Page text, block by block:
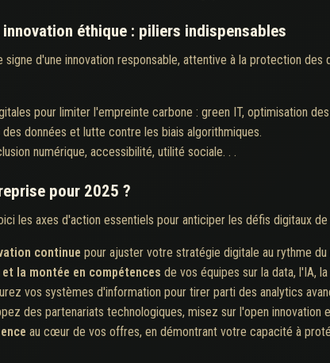
éthique : piliers indispensables
signe d'une innovation responsable, attentive à la protection
pour limiter l'empreinte carbone : green IT, optimisation
données et lutte contre les biais algorithmiques.
numérique, accessibilité, utilité sociale. . .
pour 2025 ?
les axes d'action essentiels pour anticiper les défis digitaux de
continue pour ajuster votre stratégie digitale au rythme
la montée en compétences de vos équipes sur la data, l'IA,
vos systèmes d'information pour tirer parti des analytics
des partenariats technologiques, misez sur l'open innovation
au cœur de vos offres, en démontrant votre capacité à